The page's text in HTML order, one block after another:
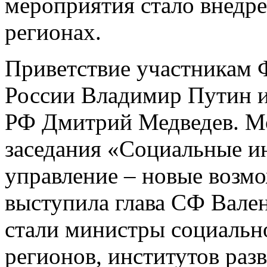
регионах.
Приветствие
России Владимир Путин и
РФ Дмитрий Медведев.
заседания «Социальные
управление – новые
выступила глава СФ
стали министры
регионов, институтов